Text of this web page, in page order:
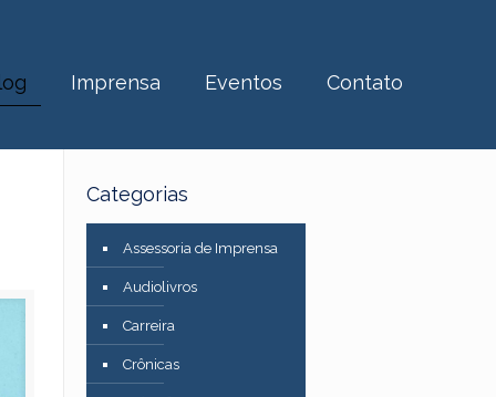
Imprensa Eventos Contato
Categorias
Assessoria de Imprensa
Audiolivros
Carreira
Crônicas